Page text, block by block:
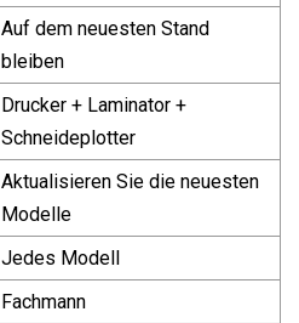
Auf dem neuesten Stand
bleiben
Drucker + Laminator +
Schneideplotter
Aktualisieren Sie die neuesten
Modelle
Jedes Modell
Fachmann